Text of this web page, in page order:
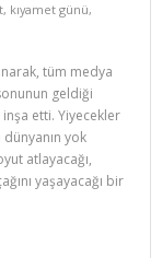
, kıyamet günü,
tüm medya
geldiği
etti. Yiyecekler
dünyanın yok
atlayacağı,
yaşayacağı bir